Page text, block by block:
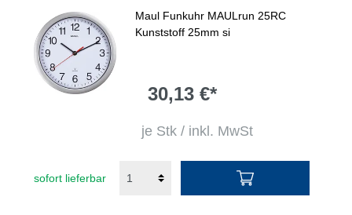
Maul Funkuhr MAULrun 25RC
Kunststoff 25mm si
30,13 €*
je Stk / inkl. MwSt
sofort lieferbar